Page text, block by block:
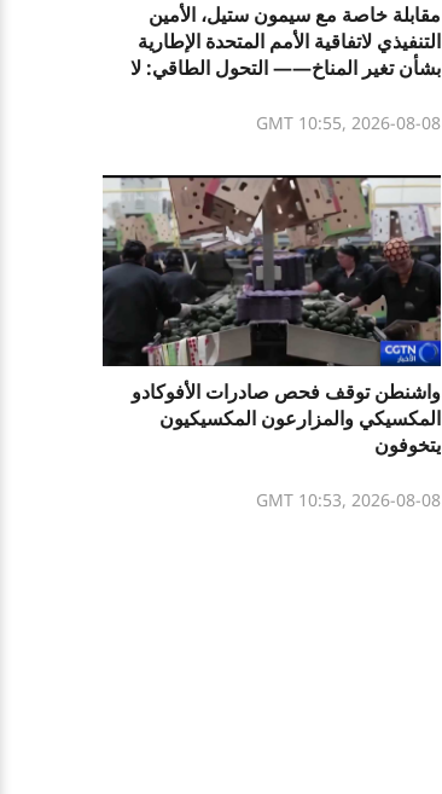
مقابلة خاصة مع سيمون ستيل، الأمين
التنفيذي لاتفاقية الأمم المتحدة الإطارية
بشأن تغير المناخ—— التحول الطاقي: لا
GMT 10:55, 2026-08-08
واشنطن توقف فحص صادرات الأفوكادو
المكسيكي والمزارعون المكسيكيون
يتخوفون
GMT 10:53, 2026-08-08